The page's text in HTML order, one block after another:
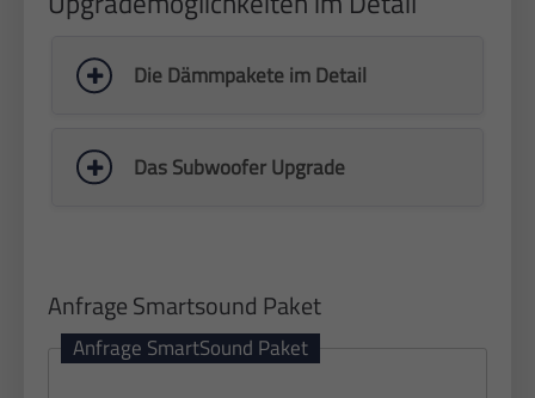
Die Dämmpakete im Detail
Das Subwoofer Upgrade
Anfrage Smartsound Paket
Anfrage SmartSound Paket